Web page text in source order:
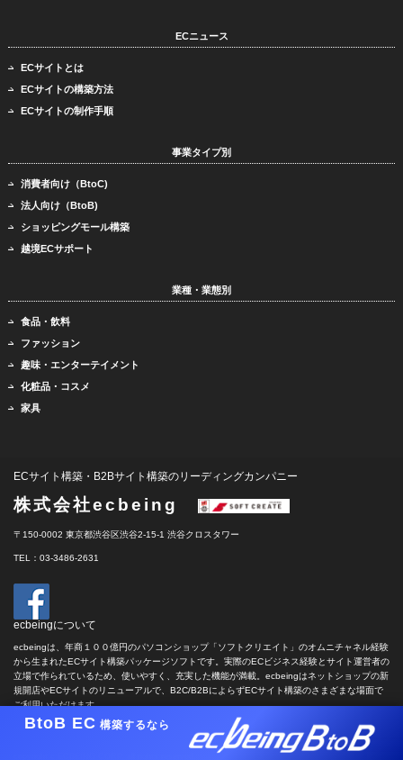
BtoB EC 構築するなら
ECニュース
ECサイトとは
ECサイトの構築方法
ECサイトの制作手順
事業タイプ別
消費者向け（BtoC)
法人向け（BtoB)
ショッピングモール構築
越境ECサポート
業種・業態別
食品・飲料
ファッション
趣味・エンターテイメント
化粧品・コスメ
家具
ECサイト構築・B2Bサイト構築のリーディングカンパニー
株式会社ecbeing
〒150-0002 東京都渋谷区渋谷2-15-1 渋谷クロスタワー
TEL：03-3486-2631
ecbeingについて
ecbeingは、年商１００億円のパソコンショップ「ソフトクリエイト」のオムニチャネル経験
から生まれたECサイト構築パッケージソフトです。実際のECビジネス経験とサイト運営者の
立場で作られているため、使いやすく、充実した機能が満載。ecbeingはネットショップの新
規開店やECサイトのリニューアルで、B2C/B2BによらずECサイト構築のさまざまな場面で
ご利用いただけます。